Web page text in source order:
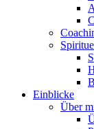
Einblicke
Über